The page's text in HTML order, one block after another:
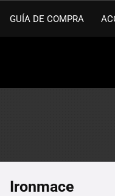
GUÍA DE COMPRA
Ironmace